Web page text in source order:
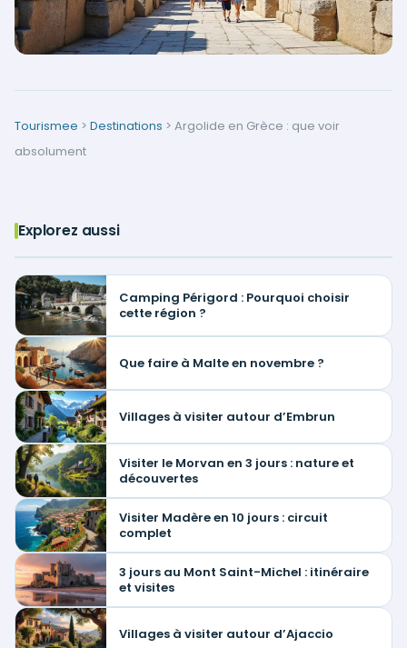
Tourismee > Destinations > Argolide en Grèce : que voir
absolument
Explorez aussi
Camping Périgord : Pourquoi choisir
cette région ?
Que faire à Malte en novembre ?
Villages à visiter autour d’Embrun
Visiter le Morvan en 3 jours : nature et
découvertes
Visiter Madère en 10 jours : circuit
complet
3 jours au Mont Saint-Michel : itinéraire
et visites
Villages à visiter autour d’Ajaccio